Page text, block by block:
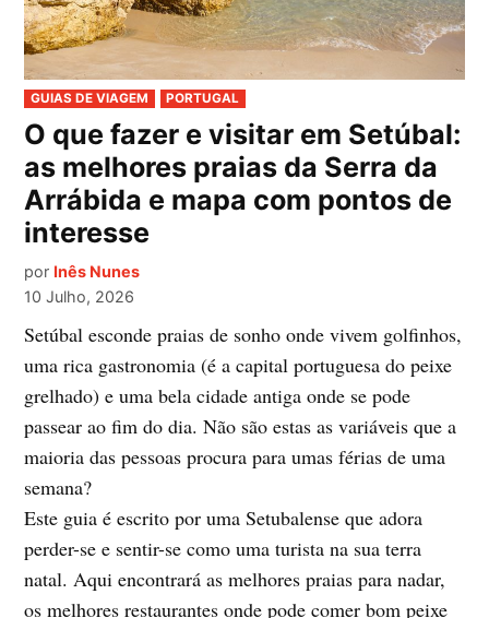
PUBLICADO
EM
GUIAS DE VIAGEM PORTUGAL
O que fazer e visitar em Setúbal:
as melhores praias da Serra da
Arrábida e mapa com pontos de
interesse
por Inês Nunes
10 Julho, 2026
Setúbal esconde praias de sonho onde vivem golfinhos,
uma rica gastronomia (é a capital portuguesa do peixe
grelhado) e uma bela cidade antiga onde se pode
passear ao fim do dia. Não são estas as variáveis que a
maioria das pessoas procura para umas férias de uma
semana?
Este guia é escrito por uma Setubalense que adora
perder-se e sentir-se como uma turista na sua terra
natal. Aqui encontrará as melhores praias para nadar,
os melhores restaurantes onde pode comer bom peixe